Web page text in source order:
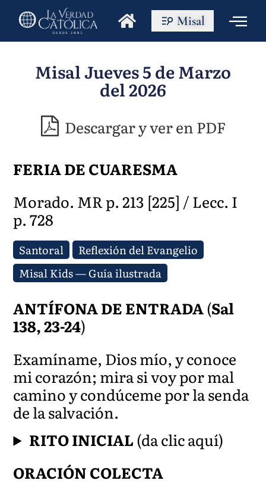
Misal
Misal Jueves 5 de Marzo
del 2026
Descargar y ver en PDF
FERIA DE CUARESMA
Morado. MR p. 213 [225] / Lecc. I
p. 728
Santoral
Reflexión del Evangelio
Misal Kids — Guía ilustrada
ANTÍFONA DE ENTRADA(Sal
138, 23-24)
Examíname, Dios mío, y conoce
mi corazón; mira si voy por mal
camino y condúceme por la senda
de la salvación.
RITO INICIAL(da clic aquí)
ORACIÓN COLECTA